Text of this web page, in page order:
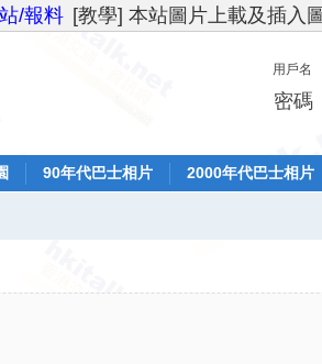
/報料 [教學] 本站圖片上載及插入
用戶名
密碼
90年代巴士相片 2000年代巴士相片